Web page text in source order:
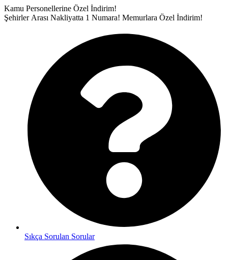
İçeriğe
atla
Kamu Personellerine Özel İndirim!
Şehirler Arası Nakliyatta 1 Numara! Memurlara Özel İndirim!
Sıkça Sorulan Sorular